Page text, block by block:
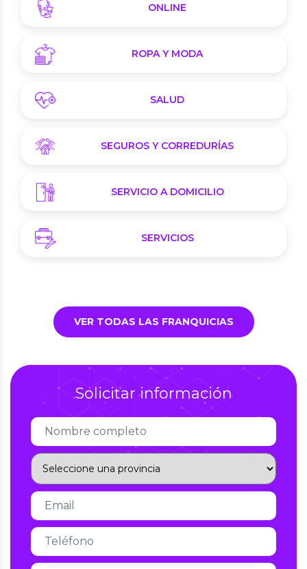
ONLINE
ROPA Y MODA
SALUD
SEGUROS Y CORREDURÍAS
SERVICIO A DOMICILIO
SERVICIOS
VER TODAS LAS FRANQUICIAS
Solicitar información